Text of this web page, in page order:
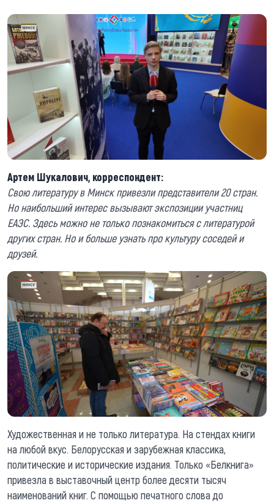
Артем Шукалович, корреспондент:
Свою литературу в Минск привезли представители 20 стран.
Но наибольший интерес вызывают экспозиции участниц
ЕАЭС. Здесь можно не только познакомиться с литературой
других стран. Но и больше узнать про культуру соседей и
друзей.
Художественная и не только литература. На стендах книги
на любой вкус. Белорусская и зарубежная классика,
политические и исторические издания. Только «Белкнига»
привезла в выставочный центр более десяти тысяч
наименований книг. С помощью печатного слова до